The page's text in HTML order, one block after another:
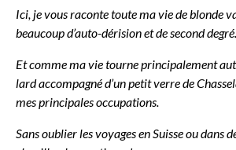
Ici, je vous raconte toute ma vie de blonde
beaucoup d’auto-dérision et de second degré.
Et comme ma vie tourne principalement
lard accompagné d’un petit verre de
mes principales occupations.
Sans oublier les voyages en Suisse ou dans